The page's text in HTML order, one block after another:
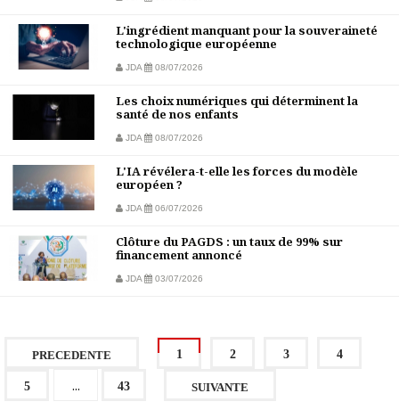
L'ingrédient manquant pour la souveraineté
technologique européenne
JDA 08/07/2026
Les choix numériques qui déterminent la
santé de nos enfants
JDA 08/07/2026
L'IA révélera-t-elle les forces du modèle
européen ?
JDA 06/07/2026
Clôture du PAGDS : un taux de 99% sur
financement annoncé
JDA 03/07/2026
PRECEDENTE 1 2 3 4
5 ... 43 SUIVANTE